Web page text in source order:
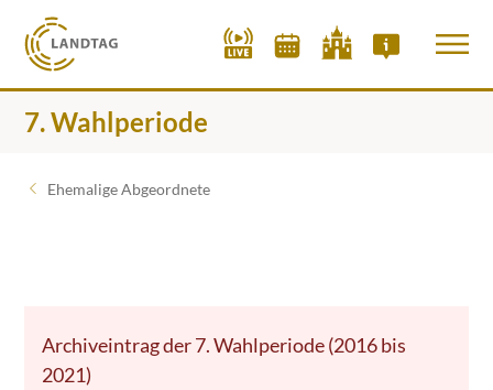
7. Wahlperiode
Ehemalige Abgeordnete
Archiveintrag der 7. Wahlperiode (2016 bis
2021)